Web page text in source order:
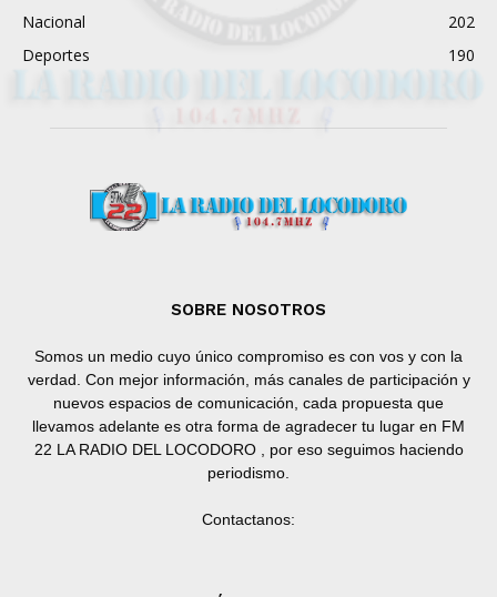
Nacional
202
Deportes
190
SOBRE NOSOTROS
Somos un medio cuyo único compromiso es con vos y con la
verdad. Con mejor información, más canales de participación y
nuevos espacios de comunicación, cada propuesta que
llevamos adelante es otra forma de agradecer tu lugar en FM
22 LA RADIO DEL LOCODORO , por eso seguimos haciendo
periodismo.
Contactanos: